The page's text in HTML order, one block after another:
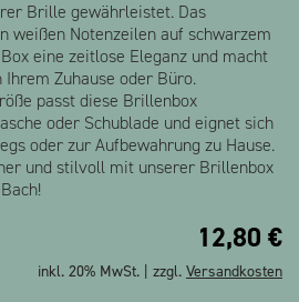
Brille gewährleistet. Das
weißen Notenzeilen auf schwarzem
eine zeitlose Eleganz und macht
Zuhause oder Büro.
passt diese Brillenbox
oder Schublade und eignet sich
oder zur Aufbewahrung zu Hause.
und stilvoll mit unserer Brillenbox
12,80 €
inkl. 20% MwSt. | zzgl. Versandkosten